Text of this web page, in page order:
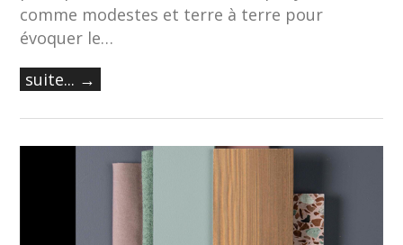
comme modestes et terre à terre pour
évoquer le…
suite... →